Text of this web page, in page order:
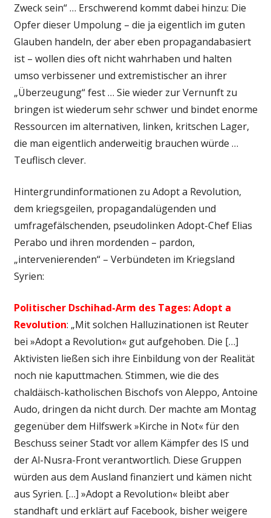
Zweck sein“ … Erschwerend kommt dabei hinzu: Die
Opfer dieser Umpolung – die ja eigentlich im guten
Glauben handeln, der aber eben propagandabasiert
ist – wollen dies oft nicht wahrhaben und halten
umso verbissener und extremistischer an ihrer
„Überzeugung“ fest … Sie wieder zur Vernunft zu
bringen ist wiederum sehr schwer und bindet enorme
Ressourcen im alternativen, linken, kritschen Lager,
die man eigentlich anderweitig brauchen würde …
Teuflisch clever.
Hintergrundinformationen zu Adopt a Revolution,
dem kriegsgeilen, propagandalügenden und
umfragefälschenden, pseudolinken Adopt-Chef Elias
Perabo und ihren mordenden – pardon,
„intervenierenden“ – Verbündeten im Kriegsland
Syrien:
Politischer Dschihad-Arm des Tages: Adopt a
Revolution: „Mit solchen Halluzinationen ist Reuter
bei »Adopt a Revolution« gut aufgehoben. Die […]
Aktivisten ließen sich ihre Einbildung von der Realität
noch nie kaputtmachen. Stimmen, wie die des
chaldäisch-katholischen Bischofs von Aleppo, Antoine
Audo, dringen da nicht durch. Der machte am Montag
gegenüber dem Hilfswerk »Kirche in Not« für den
Beschuss seiner Stadt vor allem Kämpfer des IS und
der Al-Nusra-Front verantwortlich. Diese Gruppen
würden aus dem Ausland finanziert und kämen nicht
aus Syrien. […] »Adopt a Revolution« bleibt aber
standhaft und erklärt auf Facebook, bisher weigere